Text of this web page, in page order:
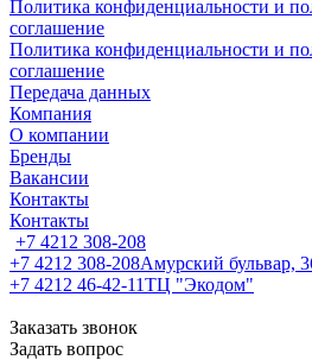
Политика конфиденциальности и
соглашение
Политика конфиденциальности и
соглашение
Передача данных
Компания
О компании
Бренды
Вакансии
Контакты
Контакты
+7 4212 308-208
+7 4212 308-208Амурский бульвар,
+7 4212 46-42-11ТЦ "Экодом"
Заказать звонок
Задать вопрос